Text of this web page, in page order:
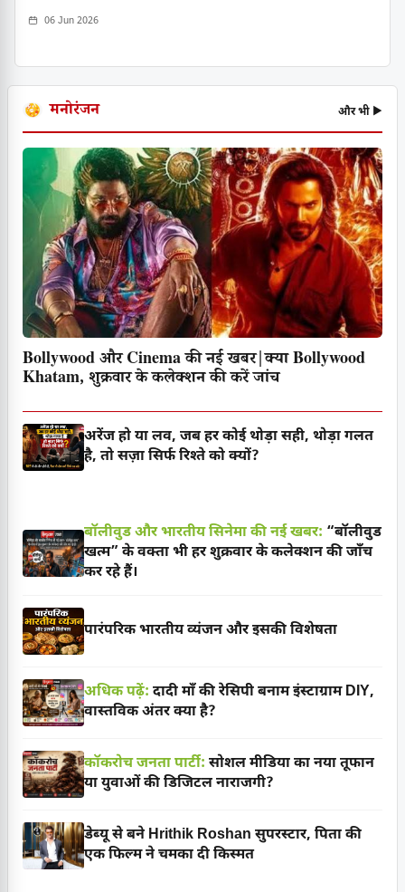
06 Jun 2026
मनोरंजन और भी ▶
Bollywood और Cinema की नई खबर|क्या Bollywood
Khatam, शुक्रवार के कलेक्शन की करें जांच
अरेंज हो या लव, जब हर कोई थोड़ा सही, थोड़ा गलत
है, तो सज़ा सिर्फ रिश्ते को क्यों?
बॉलीवुड और भारतीय सिनेमा की नई खबर: “बॉलीवुड
खत्म” के वक्ता भी हर शुक्रवार के कलेक्शन की जाँच
कर रहे हैं।
पारंपरिक भारतीय व्यंजन और इसकी विशेषता
अधिक पढ़ें: दादी माँ की रेसिपी बनाम इंस्टाग्राम DIY,
वास्तविक अंतर क्या है?
कॉकरोच जनता पार्टी: सोशल मीडिया का नया तूफान
या युवाओं की डिजिटल नाराजगी?
डेब्यू से बने Hrithik Roshan सुपरस्टार, पिता की
एक फिल्म ने चमका दी किस्मत